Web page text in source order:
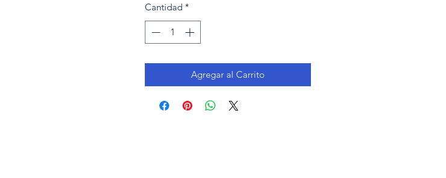
Cantidad *
Agregar al Carrito